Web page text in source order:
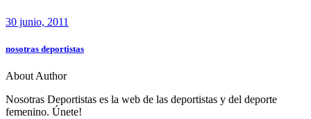
30 junio, 2011
nosotras deportistas
About Author
Nosotras Deportistas es la web de las deportistas y del deporte
femenino. Únete!